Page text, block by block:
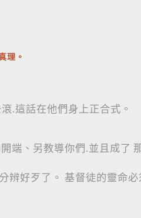
理。
.這話在他們身上正合式。
端、另教導你們.並且成了
好歹了。 基督徒的靈命